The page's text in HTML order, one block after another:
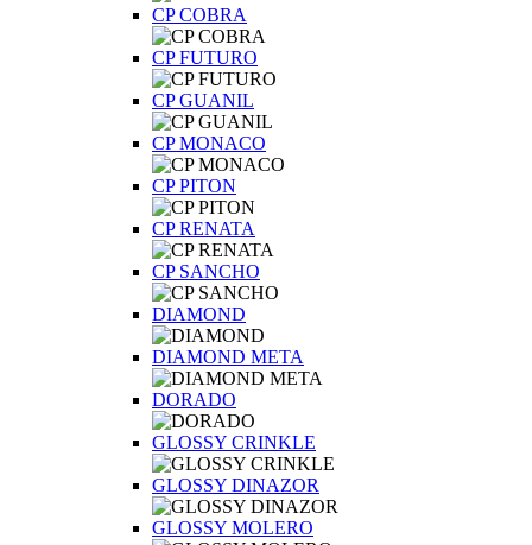
CP COBRA
CP FUTURO
CP GUANIL
CP MONACO
CP PITON
CP RENATA
CP SANCHO
DIAMOND
DIAMOND META
DORADO
GLOSSY CRINKLE
GLOSSY DINAZOR
GLOSSY MOLERO